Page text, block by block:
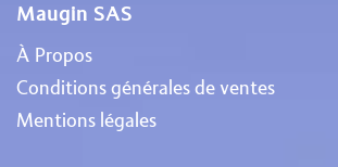
Maugin SAS
À Propos
Conditions générales de ventes
Mentions légales